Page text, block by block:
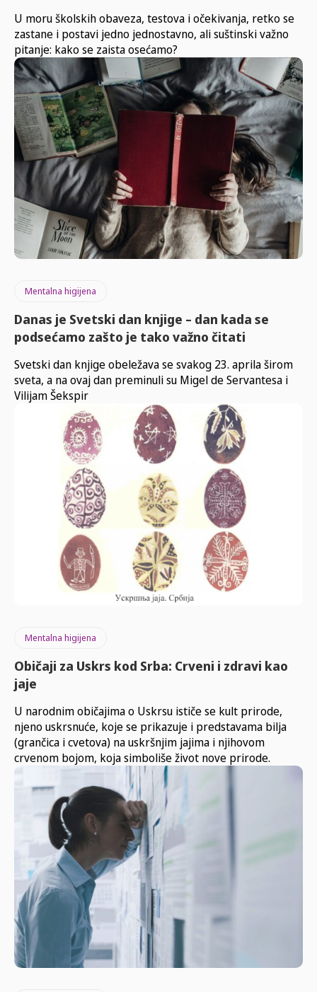
U moru školskih obaveza, testova i očekivanja, retko se
zastane i postavi jedno jednostavno, ali suštinski važno
pitanje: kako se zaista osećamo?
Mentalna higijena
Danas je Svetski dan knjige – dan kada se
podsećamo zašto je tako važno čitati
Svetski dan knjige obeležava se svakog 23. aprila širom
sveta, a na ovaj dan preminuli su Migel de Servantesa i
Vilijam Šekspir
Mentalna higijena
Običaji za Uskrs kod Srba: Crveni i zdravi kao
jaje
U narodnim običajima o Uskrsu ističe se kult prirode,
njeno uskrsnuće, koje se prikazuje i predstavama bilja
(grančica i cvetova) na uskršnjim jajima i njihovom
crvenom bojom, koja simboliše život nove prirode.